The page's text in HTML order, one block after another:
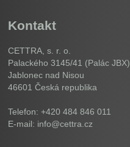
Kontakt
CETTRA, s. r. o.
Palackého 3145/41 (Palác JBX)
Jablonec nad Nisou
46601Česká republika
Telefon: +420 484 846 011
E-mail: info@cettra.cz